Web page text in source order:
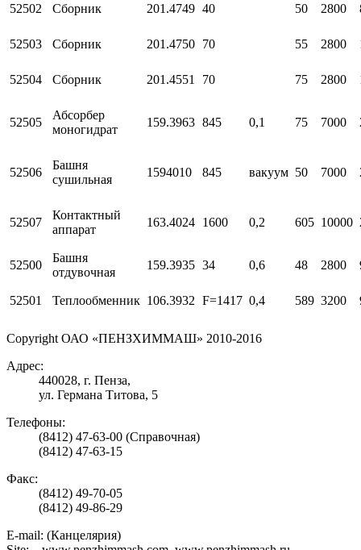
52502 Сборник 201.4749 40 50 2800
52503 Сборник 201.4750 70 55 2800
52504 Сборник 201.4551 70 75 2800
52505
Абсорбер
моногидрат
159.3963 845 0,1 75 7000
52506
Башня
сушильная
1594010 845 вакуум 50 7000
52507
Контактный
аппарат
163.4024 1600 0,2 605 10000
52500
Башня
отдувочная
159.3935 34 0,6 48 2800
52501 Теплообменник 106.3932 F=1417 0,4 589 3200
Copyright ОАО «ПЕНЗХИММАШ» 2010-2016
Адрес:
440028, г. Пенза,
ул. Германа Титова, 5
Телефоны:
(8412) 47-63-00 (Справочная)
(8412) 47-63-15
Факс:
(8412) 49-70-05
(8412) 49-86-29
E-mail: (Канцелярия)